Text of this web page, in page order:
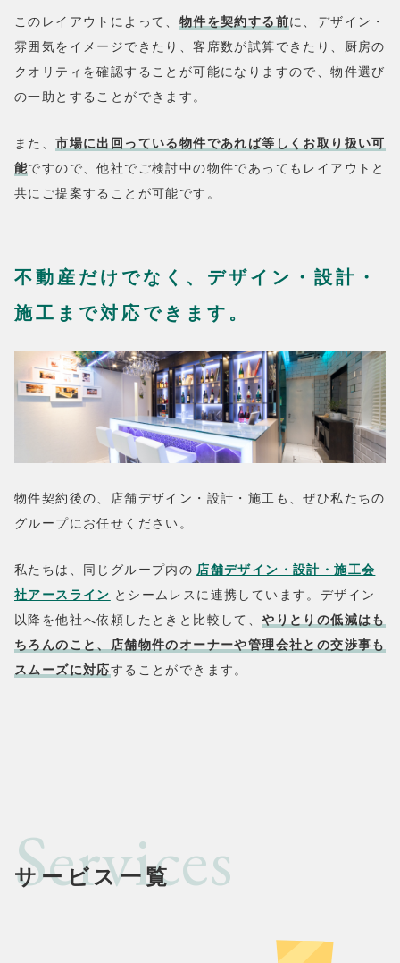
このレイアウトによって、 物件を契約する前に、デザイン・
雰囲気をイメージできたり、客席数が試算できたり、厨房の
クオリティを確認することが可能になりますので、物件選び
の一助とすることができます。
また、市場に出回っている物件であれば等しくお取り扱い可
能ですので、他社でご検討中の物件であってもレイアウトと
共にご提案することが可能です。
不動産だけでなく、 デザイン・設計・
施工まで対応できます。
物件契約後の、店舗デザイン・設計・施工も、ぜひ私たちの
グループにお任せください。
私たちは、同じグループ内の 店舗デザイン・設計・施工会
社アースライン とシームレスに連携しています。デザイン
以降を他社へ依頼したときと比較して、やりとりの低減はも
ちろんのこと、店舗物件のオーナーや管理会社との交渉事も
スムーズに対応することができます。
サービス一覧
Services